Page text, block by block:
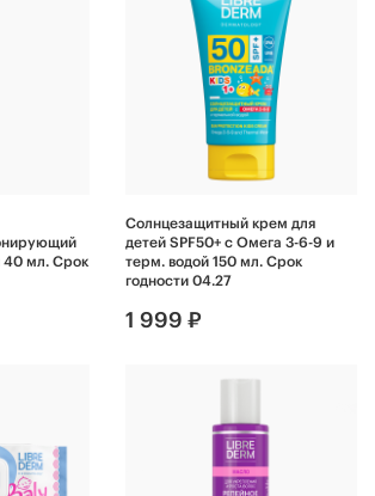
40 мл. Срок
Солнцезащитный крем для
детей SPF50+ с Омега 3-6-9 и
терм. водой 150 мл. Срок
годности 04.27
1 999 ₽